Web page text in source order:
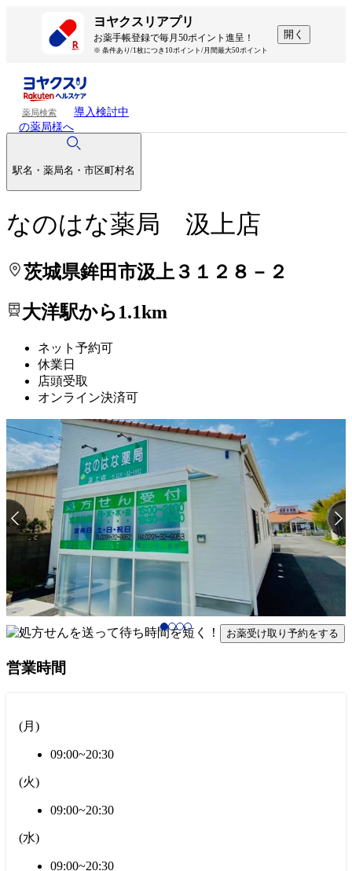
ヨヤクスリアプリ
お薬手帳登録で毎月50ポイント進呈！
※ 条件あり/1枚につき10ポイント/月間最大50ポイント
開く
薬局検索
導入検討中
の薬局様へ
駅名・薬局名・市区町村名
なのはな薬局 汲上店
茨城県鉾田市汲上３１２８－２
大洋駅から1.1km
ネット予約可
休業日
店頭受取
オンライン決済可
処方せんを送って待ち時間を短く！
お薬受け取り予約をする
営業時間
(月 )
09:00~20:30
(火)
09:00~20:30
(水)
09:00~20:30
処方せんを送って待ち時間を短く！